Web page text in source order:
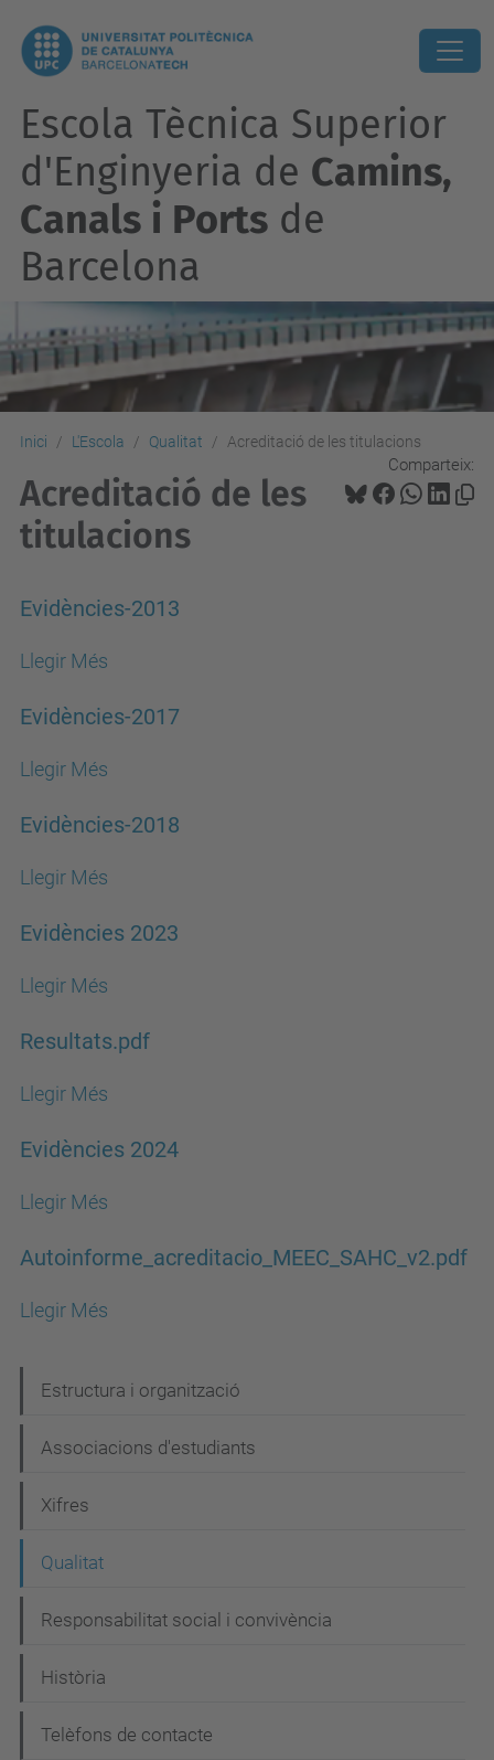
Escola Tècnica Superior
d'Enginyeria de Camins,
Canals i Ports de
Barcelona
Inici L'Escola Qualitat Acreditació de les titulacions
Comparteix:
Acreditació de les
titulacions
Evidències-2013
Llegir Més
Evidències-2017
Llegir Més
Evidències-2018
Llegir Més
Evidències 2023
Llegir Més
Resultats.pdf
Llegir Més
Evidències 2024
Llegir Més
Autoinforme_acreditacio_MEEC_SAHC_v2.pdf
Llegir Més
a
v
g
a
i
ó
Estructura i organització
Associacions d'estudiants
Xifres
Qualitat
Responsabilitat social i convivència
Història
Telèfons de contacte